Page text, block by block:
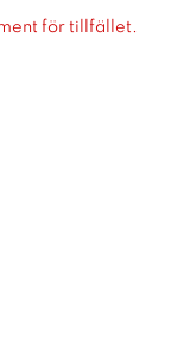
för tillfället.